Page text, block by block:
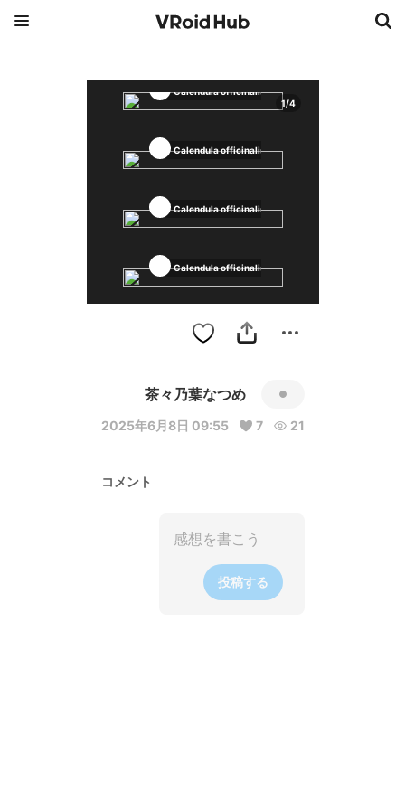
1/4
Calendula officinalis
Calendula officinalis
Calendula officinalis
Calendula officinalis
茶々乃葉なつめ
2025年6月8日 09:55 7 21
コメント
投稿する